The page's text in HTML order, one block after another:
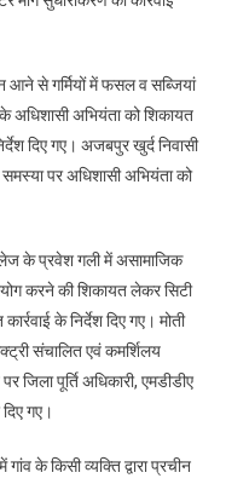
आने से गर्मियों में फसल व सब्जियां
अधिशासी अभियंता को शिकायत
दिए गए। अजबपुर खुर्द निवासी
समस्या पर अधिशासी अभियंता को
के प्रवेश गली में असामाजिक
करने की शिकायत लेकर सिटी
के निर्देश दिए गए। मोती
संचालित एवं कमर्शिलय
जिला पूर्ति अधिकारी, एमडीडीए
गए।
के किसी व्यक्ति द्वारा प्रचीन